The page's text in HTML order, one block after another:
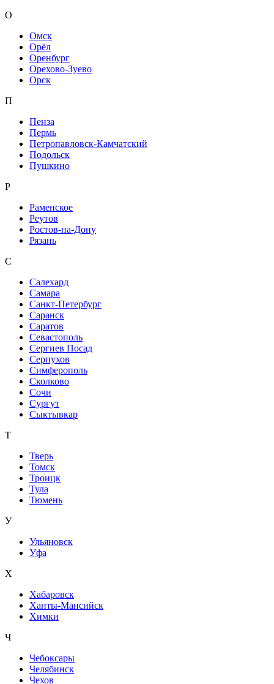
О
Омск
Орёл
Оренбург
Орехово-Зуево
Орск
П
Пенза
Пермь
Петропавловск-Камчатский
Подольск
Пушкино
Р
Раменское
Реутов
Ростов-на-Дону
Рязань
С
Салехард
Самара
Санкт-Петербург
Саранск
Саратов
Севастополь
Сергиев Посад
Серпухов
Симферополь
Сколково
Сочи
Сургут
Сыктывкар
Т
Тверь
Томск
Троицк
Тула
Тюмень
У
Ульяновск
Уфа
Х
Хабаровск
Ханты-Мансийск
Химки
Ч
Чебоксары
Челябинск
Чехов